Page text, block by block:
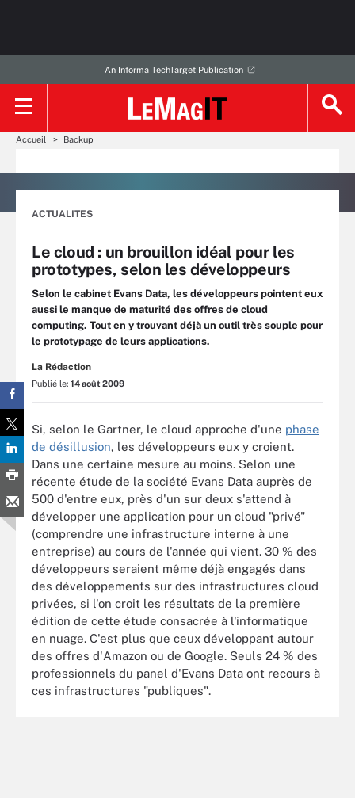
An Informa TechTarget Publication
Accueil Backup
ACTUALITES
Le cloud : un brouillon idéal pour les
prototypes, selon les développeurs
Selon le cabinet Evans Data, les développeurs pointent eux
aussi le manque de maturité des offres de cloud
computing. Tout en y trouvant déjà un outil très souple pour
le prototypage de leurs applications.
La Rédaction
Publié le: 14 août 2009
Si, selon le Gartner, le cloud approche d'une phase
de désillusion, les développeurs eux y croient.
Dans une certaine mesure au moins. Selon une
récente étude de la société Evans Data auprès de
500 d'entre eux, près d'un sur deux s'attend à
développer une application pour un cloud "privé"
(comprendre une infrastructure interne à une
entreprise) au cours de l'année qui vient. 30 % des
développeurs seraient même déjà engagés dans
des développements sur des infrastructures cloud
privées, si l'on croit les résultats de la première
édition de cette étude consacrée à l'informatique
en nuage. C'est plus que ceux développant autour
des offres d'Amazon ou de Google. Seuls 24 % des
professionnels du panel d'Evans Data ont recours à
ces infrastructures "publiques".